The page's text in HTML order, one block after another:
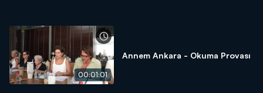
00:01:01
Annem Ankara - Okuma Provası